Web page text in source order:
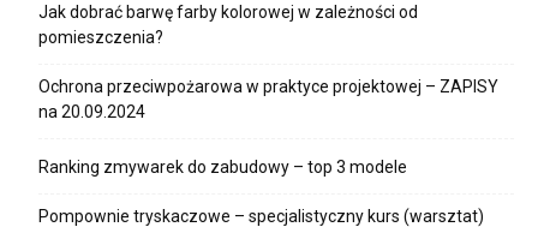
Jak dobrać barwę farby kolorowej w zależności od
pomieszczenia?
Ochrona przeciwpożarowa w praktyce projektowej – ZAPISY
na 20.09.2024
Ranking zmywarek do zabudowy – top 3 modele
Pompownie tryskaczowe – specjalistyczny kurs (warsztat)